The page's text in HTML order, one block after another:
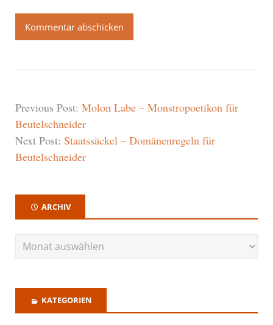
Previous Post: Molon Labe – Monstropoetikon für
Beutelschneider
Next Post: Staatssäckel – Domänenregeln für
Beutelschneider
ARCHIV
KATEGORIEN